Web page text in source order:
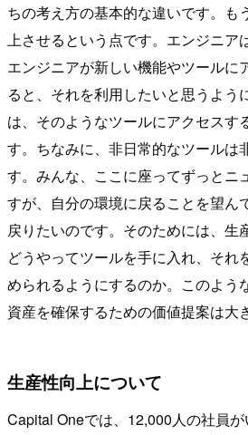
ちの考え方の基本的な違いです。も
上させるという点です。エンジニア
エンジニアが新しい機能やツールに
ると、それを利用したいと思うよう
は、そのようなツールにアクセスす
す。ちなみに、非日常的なツールは
す。みんな、ここに座ってずっとニ
すが、自分の環境に戻ることを望ん
戻りたいのです。そのためには、生
どうやってツールを手に入れ、それ
められるようにするのか。このよう
資産を確保するための価値提案は大
生産性向上について
Capital Oneでは、12,000人の社員